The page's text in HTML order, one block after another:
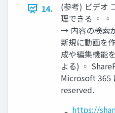
14.
(参考) ビデオ
理できる ◦ ◦
→ 内容の検索
新規に動画を
成や編集機能
よる) ◦
Microsoft 365
reserved.
https://